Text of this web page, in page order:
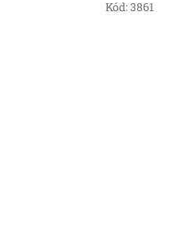
Kód:3861